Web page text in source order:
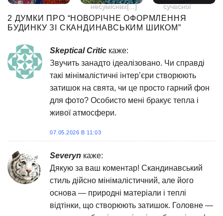
несумісних[...]
сучасної
японської
архітектури,
2 ДУМКИ ПРО “НОВОРІЧНЕ ОФОРМЛЕННЯ
БУДИНКУ ЗІ СКАНДИНАВСЬКИМ ШИКОМ”
Skeptical Critic каже:
Звучить занадто ідеалізовано. Чи справді
такі мінімалістичні інтер’єри створюють
затишок на свята, чи це просто гарний фон
для фото? Особисто мені бракує тепла і
живої атмосфери.
07.05.2026 В 11:03
Severyn каже:
Дякую за ваш коментар! Скандинавський
стиль дійсно мінімалістичний, але його
основа — природні матеріали і теплі
відтінки, що створюють затишок. Головне —